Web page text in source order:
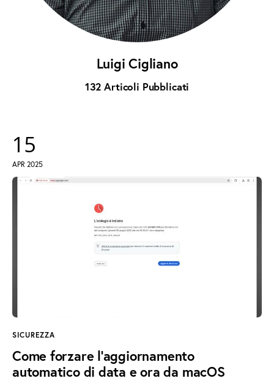
Luigi Cigliano
132 Articoli Pubblicati
15
APR 2025
SICUREZZA
Come forzare l’aggiornamento
automatico di data e ora da macOS